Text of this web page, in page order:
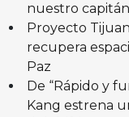
nuestro
Proyecto
recupera
Paz
De “Rápido y
Kang estrena